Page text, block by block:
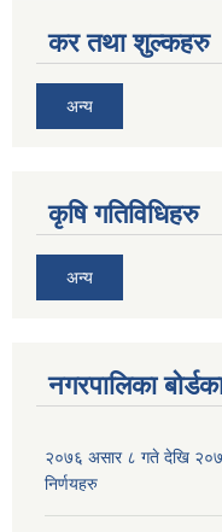
कर तथा शुल्कहरु
अन्य
कृषि गतिविधिहरु
अन्य
नगरपालिका
२०७६ असार ८ गते देखि
निर्णयहरु